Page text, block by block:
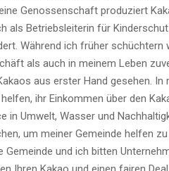
Genossenschaft produziert
als Betriebsleiterin für
Während ich früher
als auch in meinem Leben
aus erster Hand gesehen.
ihr Einkommen über den
in Umwelt, Wasser und
um meiner Gemeinde helfen
Gemeinde und ich bitten